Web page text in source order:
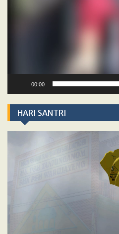
00:00
HARI SANTRI